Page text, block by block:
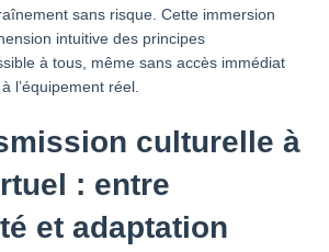
sans risque. Cette immersion
intuitive des principes
à tous, même sans accès immédiat
l’équipement réel.
culturelle à
: entre
et adaptation